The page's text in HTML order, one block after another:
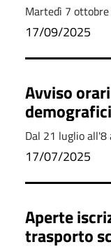
Martedì 7
17/09/2025
Avviso
demografici
Dal 21 luglio all'8
17/07/2025
Aperte
trasporto